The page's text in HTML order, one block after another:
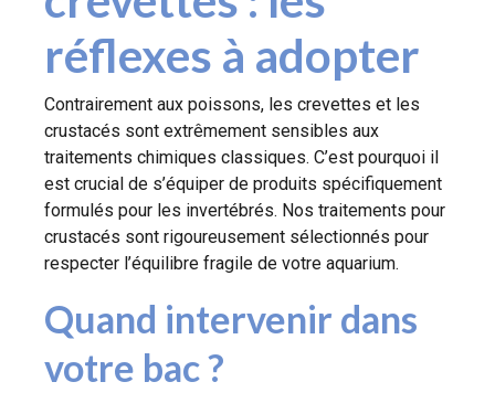
réflexes à adopter
Contrairement aux poissons, les crevettes et les
crustacés sont extrêmement sensibles aux
traitements chimiques classiques. C’est pourquoi il
est crucial de s’équiper de produits spécifiquement
formulés pour les invertébrés. Nos traitements pour
crustacés sont rigoureusement sélectionnés pour
respecter l’équilibre fragile de votre aquarium.
Quand intervenir dans
votre bac ?